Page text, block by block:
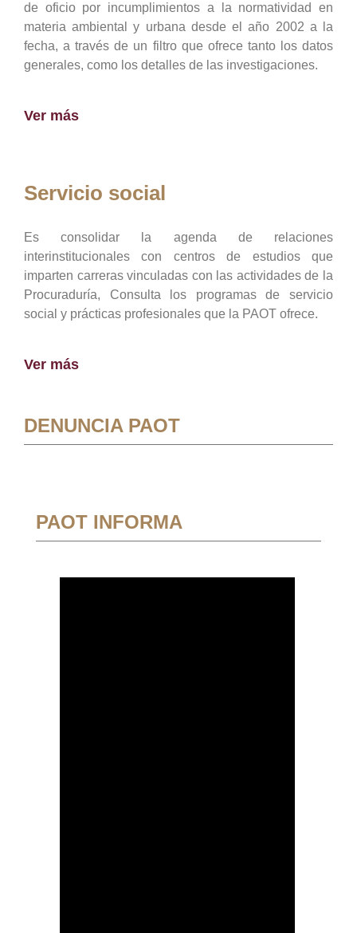
de oficio por incumplimientos a la normatividad en
materia ambiental y urbana desde el año 2002 a la
fecha, a través de un filtro que ofrece tanto los datos
generales, como los detalles de las investigaciones.
Ver más
Servicio social
Es consolidar la agenda de relaciones
interinstitucionales con centros de estudios que
imparten carreras vinculadas con las actividades de la
Procuraduría, Consulta los programas de servicio
social y prácticas profesionales que la PAOT ofrece.
Ver más
DENUNCIA PAOT
PAOT INFORMA